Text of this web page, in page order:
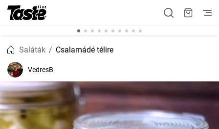
Saláták Csalamádé télire
VedresB